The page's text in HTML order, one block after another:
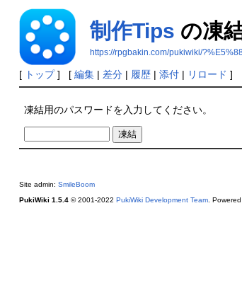
制作Tips の凍
https://rpgbakin.com/pukiwiki/
[ トップ] [ 編集| 差分| 履歴| 添付| リロード ]
凍結用のパスワードを入力してください。
Site admin: SmileBoom
PukiWiki 1.5.4© 2001-2022 PukiWiki Development Team.